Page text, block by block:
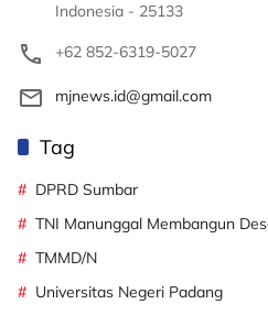
Indonesia - 25133
+62 852-6319-5027
mjnews.id@gmail.com
Tag
DPRD Sumbar
TNI Manunggal Membangun
TMMD/N
Universitas Negeri Padang